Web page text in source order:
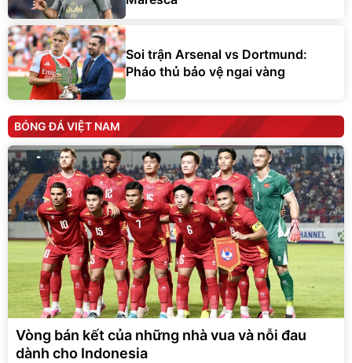
Soi trận Arsenal vs Dortmund:
Pháo thủ bảo vệ ngai vàng
BÓNG ĐÁ VIỆT NAM
Vòng bán kết của những nhà vua và nỗi đau
dành cho Indonesia